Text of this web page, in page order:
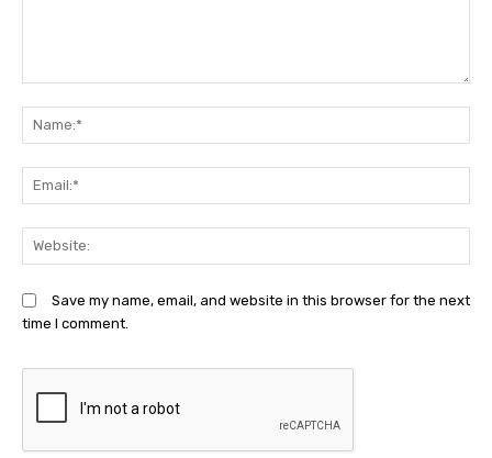
Save my name, email, and website in this browser for the next
time I comment.